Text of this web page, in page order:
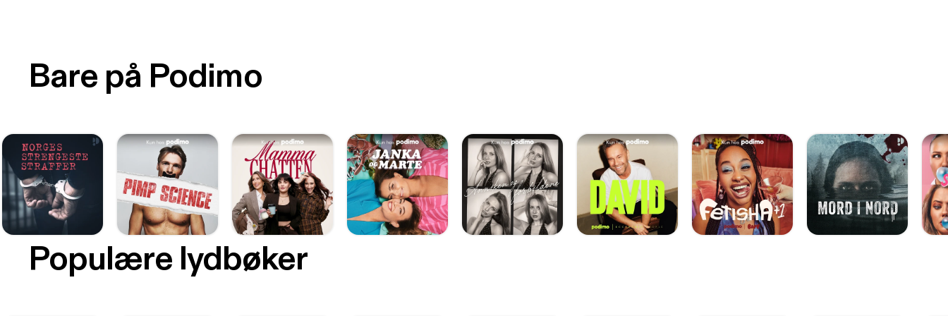
Bare på Podimo
Populære lydbøker